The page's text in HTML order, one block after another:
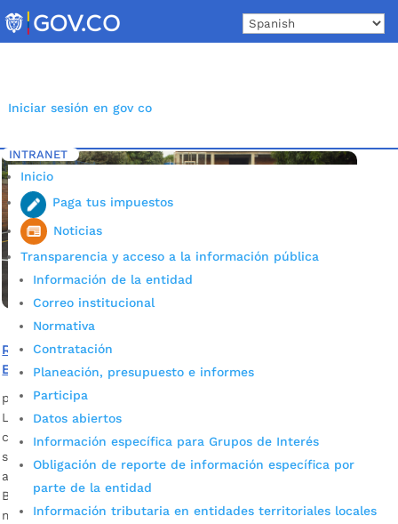
to
content
Iniciar sesión en gov co
INTRANET
Inicio
Paga tus impuestos
Noticias
Transparencia y acceso a la información pública
Información de la entidad
Correo institucional
Normativa
Contratación
Planeación, presupuesto e informes
Participa
Datos abiertos
Información específica para Grupos de Interés
Obligación de reporte de información específica por
parte de la entidad
Información tributaria en entidades territoriales locales
Inicio 5 Etiqueta: Cancha múltiple
Remodelada cancha construye felicidad en la Institución
Educativa Provenza
por Alcaldía de Bucaramanga
La inversión en el proyecto ascendió a los $73 millones y
contempló adecuaciones en la superficie, cerramiento,
sumideros, arcos y tableros, entre otros aspectos. Descargar
audios: Ana Leonor Rueda, secretaria de Educación / Tania
Barrios, estudiante de la Institución Educativa Provenza Tras
más de 50 años de olvido, la Alcaldía de Bucaramanga